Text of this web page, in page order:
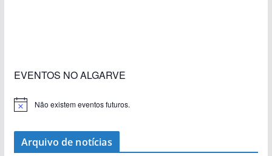
EVENTOS NO ALGARVE
Não existem eventos futuros.
Arquivo de notícias